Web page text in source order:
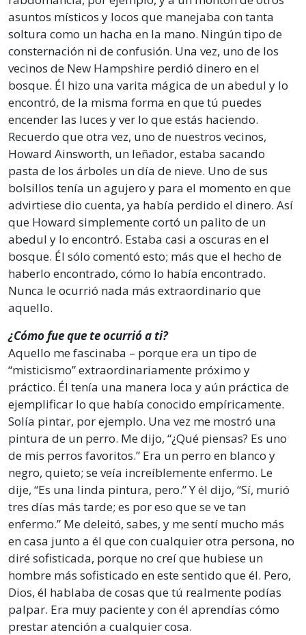
asuntos místicos y locos que manejaba con tanta
soltura como un hacha en la mano. Ningún tipo de
consternación ni de confusión. Una vez, uno de los
vecinos de New Hampshire perdió dinero en el
bosque. Él hizo una varita mágica de un abedul y lo
encontró, de la misma forma en que tú puedes
encender las luces y ver lo que estás haciendo.
Recuerdo que otra vez, uno de nuestros vecinos,
Howard Ainsworth, un leñador, estaba sacando
pasta de los árboles un día de nieve. Uno de sus
bolsillos tenía un agujero y para el momento en que
advirtiese dio cuenta, ya había perdido el dinero. Así
que Howard simplemente cortó un palito de un
abedul y lo encontró. Estaba casi a oscuras en el
bosque. Él sólo comentó esto; más que el hecho de
haberlo encontrado, cómo lo había encontrado.
Nunca le ocurrió nada más extraordinario que
aquello.
¿Cómo fue que te ocurrió a ti?
Aquello me fascinaba – porque era un tipo de
“misticismo” extraordinariamente próximo y
práctico. Él tenía una manera loca y aún práctica de
ejemplificar lo que había conocido empíricamente.
Solía pintar, por ejemplo. Una vez me mostró una
pintura de un perro. Me dijo, “¿Qué piensas? Es uno
de mis perros favoritos.” Era un perro en blanco y
negro, quieto; se veía increíblemente enfermo. Le
dije, “Es una linda pintura, pero.” Y él dijo, “Sí, murió
tres días más tarde; es por eso que se ve tan
enfermo.” Me deleitó, sabes, y me sentí mucho más
en casa junto a él que con cualquier otra persona, no
diré sofisticada, porque no creí que hubiese un
hombre más sofisticado en este sentido que él. Pero,
Dios, él hablaba de cosas que tú realmente podías
palpar. Era muy paciente y con él aprendías cómo
prestar atención a cualquier cosa.